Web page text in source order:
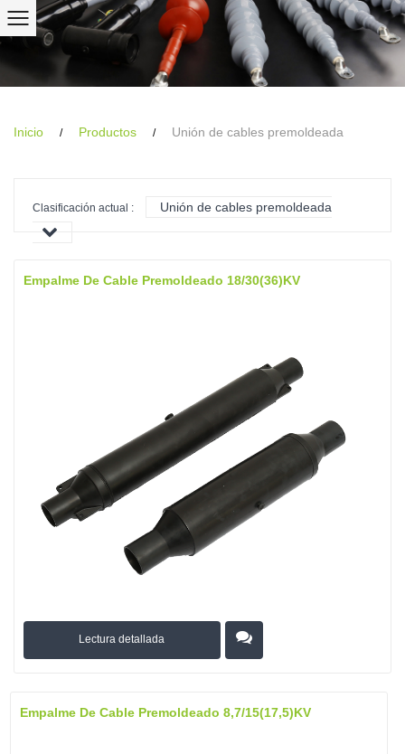
Inicio / Productos / Unión de cables premoldeada
Clasificación actual : Unión de cables premoldeada
Empalme De Cable Premoldeado 18/30(36)kV
Lectura detallada
Empalme De Cable Premoldeado 8,7/15(17,5)kV